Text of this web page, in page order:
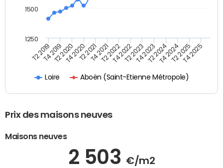
Loire Aboën (Saint-Etienne Métropole)
T2 2019T4 2019T2 2020T4 2020T2 2021T4 2021T2 2022T4 2022T2 2023T4 2023T2 2024T4 2024T2 2025T4 2025
1250
1500
Prix des maisons neuves
Maisons neuves
2 503 €/m2